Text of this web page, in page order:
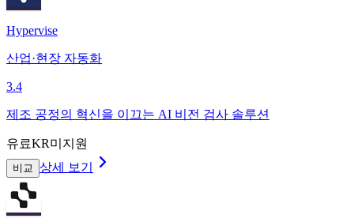
Hypervise
산업·현장 자동화
3.4
제조 공정의 혁신을 이끄는 AI 비전 검사 솔루션
유료KR미지원
비교 상세 보기